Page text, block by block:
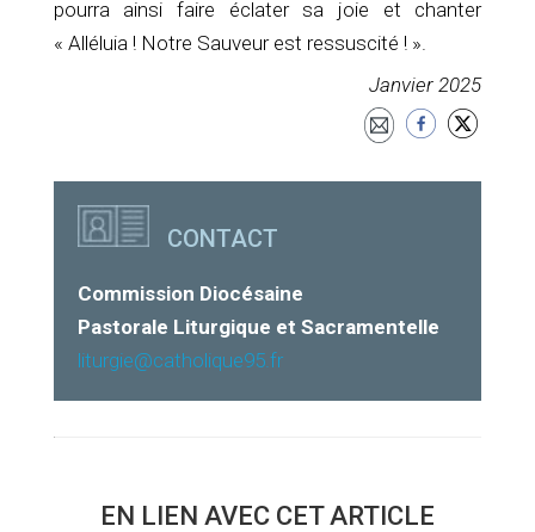
pourra ainsi faire éclater sa joie et chanter
« Alléluia ! Notre Sauveur est ressuscité ! ».
Janvier 2025
CONTACT
Commission Diocésaine
Pastorale Liturgique et Sacramentelle
liturgie@catholique95.fr
EN LIEN AVEC CET ARTICLE